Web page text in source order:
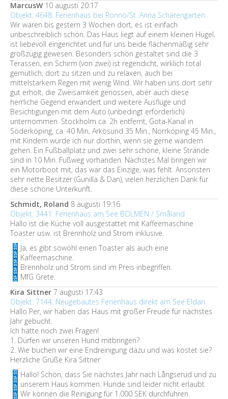
MarcusW 10 augusti 20:17
Objekt: 4648: Ferienhaus bei Rönnö/St. Anna Schärengarten
Wir waren bis gestern 3 Wochen dort, es ist einfach
unbeschreiblich schön. Das Haus liegt auf einem kleinen Hügel,
ist liebevoll eingerichtet und für uns beide flächenmäßig sehr
großzügig gewesen. Besonders schön gestaltet sind die 3
Terassen, ein Schirm (von zwei) ist regendicht, wirklich total
gemütlich, dort zu sitzen und zu relaxen, auch bei
mittelstarkem Regen mit wenig Wind. Wir haben uns dort sehr
gut erholt, die Zweisamkeit genossen, aber auch diese
herrliche Gegend erwandert und weitere Ausflüge und
Besichtigungen mit dem Auto (unbedingt erforderlich)
unternommen. Stockholm ca. 2h entfernt, Gota-Kanal in
Söderköping, ca. 40 Min, Arkösund 35 Min., Norrköping 45 Min.,
mit Kindern würde ich nur dorthin, wenn sie gerne wandern
gehen. Ein Fußballplatz und zwei sehr schöne, kleine Strände
sind in 10 Min. Fußweg vorhanden. Nächstes Mal bringen wir
ein Motorboot mit, das war das Einzige, was fehlt. Ansonsten
sehr nette Besitzer (Gunilla & Dan), vielen herzlichen Dank für
diese schöne Unterkunft.
Schmidt, Roland 8 augusti 19:16
Objekt: 3441: Ferienhaus am See BOLMEN / Småland
Hallo ist die Küche voll ausgestattet mit Kaffeemaschine
Toaster usw. ist Brennholz und Strom inklusive.
Ja, es gibt sowohl einen Toaster als auch eine
Kaffeemaschine.
Brennholz und Strom sind im Preis inbegriffen.
MfG Grete.
Kira Sittner 7 augusti 17:43
Objekt: 7144: Neugebautes Ferienhaus direkt am See Eldan
Hallo Per, wir haben das Haus mit großer Freude für nächstes
Jahr gebucht.
Ich hätte noch zwei Fragen!
1. Dürfen wir unseren Hund mitbringen?
2. Wie buchen wir eine Endreinigung dazu und was kostet sie?
Herzliche Grüße Kira Sittner
Hallo! Schön, dass Sie nächstes Jahr nach Långserud und zu
unserem Haus kommen. Hunde sind leider nicht erlaubt.
Wir können die Reinigung für 1.000 SEK durchführen.